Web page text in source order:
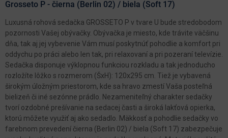
Grosseto P - čierna (Berlin 02) / biela (Soft 17)
Luxusná rohová sedačka GROSSETO P v tvare U bude stredobodom
pozornosti Vašej obývačky. Obývačka je miesto, kde trávite väčšinu
dňa, tak aj jej vybevenie Vám musí poskytnúť pohodlie a komfort pri
oddychu po práci alebo len tak, pri relaxovaní a pri pozeraní televízie.
Sedačka disponuje výklopnou funkciou rozkladu a tak jednoducho
rozložíte lôžko s rozmerom (ŠxH): 120x295 cm. Tiež je vybavená
širokým úložným priestorom, kde sa hravo zmestí Vaša posteľná
bielizeň či iné sezónne prádlo. Nezameniteľný charakter sedačky
tvorí ozdobné prešívanie na sedacej časti a široká lakťová opierka,
ktorú môžete využiť aj ako sedadlo. Mäkkosť a pohodlie sedačky vo
farebnom prevedení čierna (Berlin 02) / biela (Soft 17) zabezpečuje